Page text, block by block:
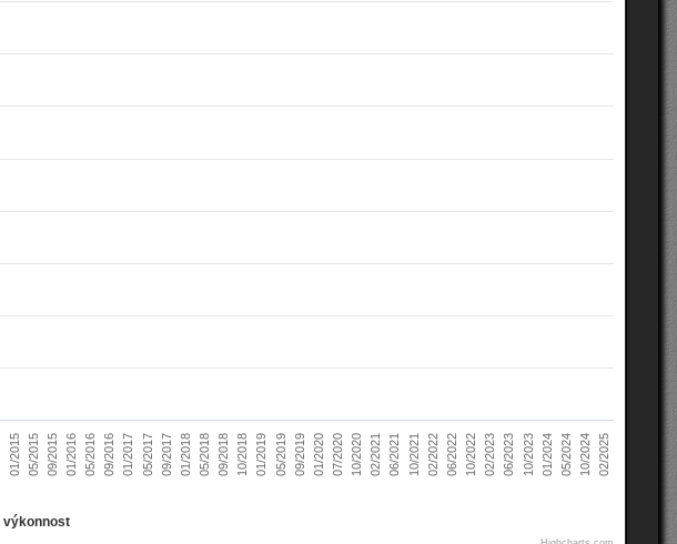
výkonnost
01/2015 05/2015 09/2015 01/2016 05/2016 09/2016 01/2017 05/2017 09/2017 01/2018 05/2018 09/2018 10/2018 01/2019 05/2019 09/2019 01/2020 07/2020 10/2020 02/2021 06/2021 10/2021 02/2022 06/2022 10/2022 02/2023 06/2023 10/2023 01/2024 05/2024 10/2024 02/2025